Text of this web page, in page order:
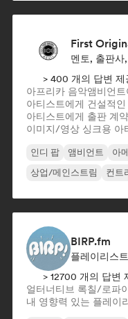
First
멘토, 출판사
> 400 개의 답변 제
아프리카 음악앰비언트
아티스트에게 건설적
아티스트에게 출판 계
이미지/영상 싱크용 아
인디 팝 앰비언트 아
상업/메인스트림
컨트
BIRP.fm
플레이리스
> 12700 개의 답변
얼터너티브 록칠/로파
내 영향력 있는 플레이